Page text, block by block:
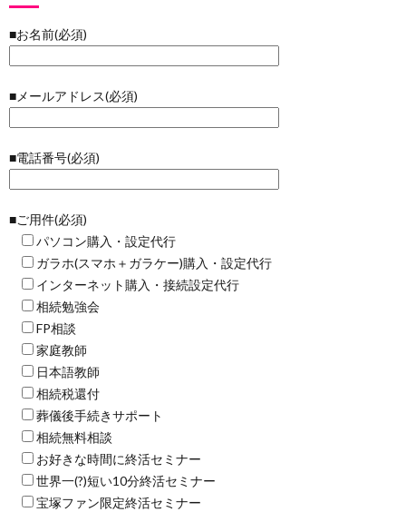
■お名前(必須)
■メールアドレス(必須)
■電話番号(必須)
■ご用件(必須)
パソコン購入・設定代行
ガラホ(スマホ＋ガラケー)購入・設定代行
インターネット購入・接続設定代行
相続勉強会
FP相談
家庭教師
日本語教師
相続税還付
葬儀後手続きサポート
相続無料相談
お好きな時間に終活セミナー
世界一(?)短い10分終活セミナー
宝塚ファン限定終活セミナー